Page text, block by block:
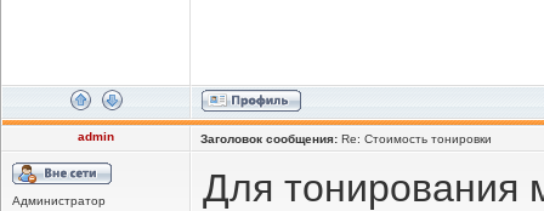
admin Заголовок сообщения: Re: Стоимость тонировки
Администратор
Для тонирования